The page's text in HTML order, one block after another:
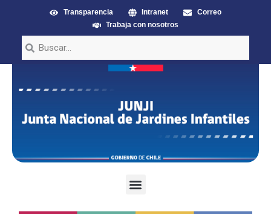
Transparencia Intranet
Correo
Trabaja con nosotros